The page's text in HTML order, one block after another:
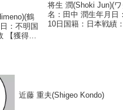
鶴
：不明国
【獲得タ
小川 ...
将生 潤(Shoki Jun)(
名：田中 潤生年月日
10日国籍：日本戦績
近藤 重夫(Shigeo Kondo)